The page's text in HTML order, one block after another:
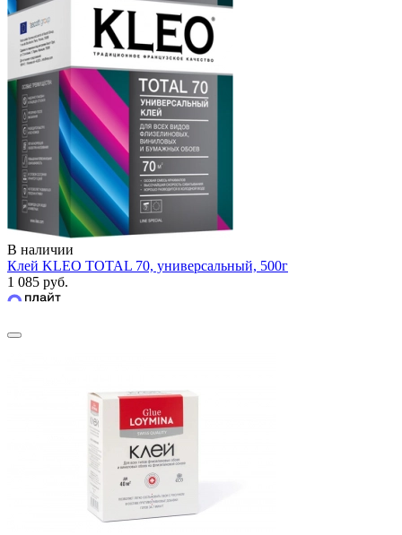
В наличии
Клей KLEO TOTAL 70, универсальный, 500г
1 085 руб.